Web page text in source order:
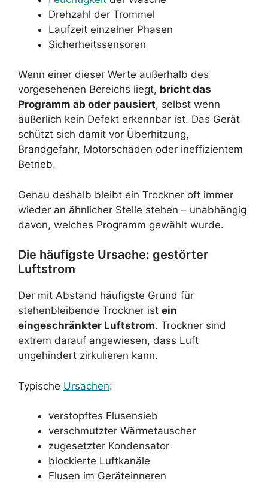
Drehzahl der Trommel
Laufzeit einzelner Phasen
Sicherheitssensoren
Wenn einer dieser Werte außerhalb des
vorgesehenen Bereichs liegt, bricht das
Programm ab oder pausiert, selbst wenn
äußerlich kein Defekt erkennbar ist. Das Gerät
schützt sich damit vor Überhitzung,
Brandgefahr, Motorschäden oder ineffizientem
Betrieb.
Genau deshalb bleibt ein Trockner oft immer
wieder an ähnlicher Stelle stehen – unabhängig
davon, welches Programm gewählt wurde.
Die häufigste Ursache: gestörter
Luftstrom
Der mit Abstand häufigste Grund für
stehenbleibende Trockner ist ein
eingeschränkter Luftstrom. Trockner sind
extrem darauf angewiesen, dass Luft
ungehindert zirkulieren kann.
Typische Ursachen:
verstopftes Flusensieb
verschmutzter Wärmetauscher
zugesetzter Kondensator
blockierte Luftkanäle
Flusen im Geräteinneren